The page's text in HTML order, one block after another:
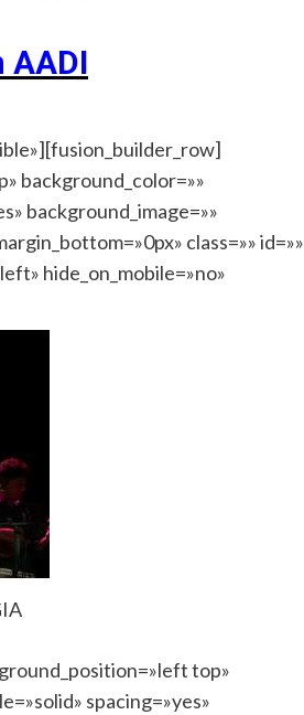
AADI
background_color=»»
background_image=»»
class=»» id=»»
hide_on_mobile=»no»
top»
spacing=»yes»